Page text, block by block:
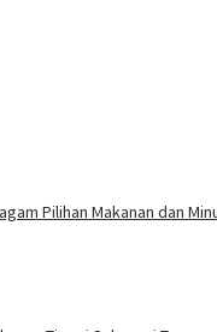
Pilihan Makanan dan